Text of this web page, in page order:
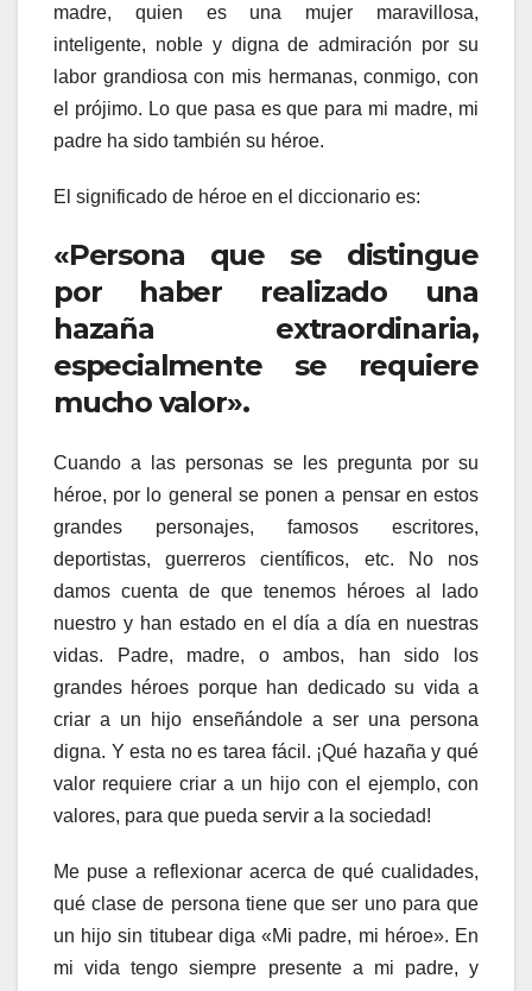
madre, quien es una mujer maravillosa,
inteligente, noble y digna de admiración por su
labor grandiosa con mis hermanas, conmigo, con
el prójimo. Lo que pasa es que para mi madre, mi
padre ha sido también su héroe.
El significado de héroe en el diccionario es:
«Persona que se distingue
por haber realizado una
hazaña extraordinaria,
especialmente se requiere
mucho valor».
Cuando a las personas se les pregunta por su
héroe, por lo general se ponen a pensar en estos
grandes personajes, famosos escritores,
deportistas, guerreros científicos, etc. No nos
damos cuenta de que tenemos héroes al lado
nuestro y han estado en el día a día en nuestras
vidas. Padre, madre, o ambos, han sido los
grandes héroes porque han dedicado su vida a
criar a un hijo enseñándole a ser una persona
digna. Y esta no es tarea fácil. ¡Qué hazaña y qué
valor requiere criar a un hijo con el ejemplo, con
valores, para que pueda servir a la sociedad!
Me puse a reflexionar acerca de qué cualidades,
qué clase de persona tiene que ser uno para que
un hijo sin titubear diga «Mi padre, mi héroe». En
mi vida tengo siempre presente a mi padre, y